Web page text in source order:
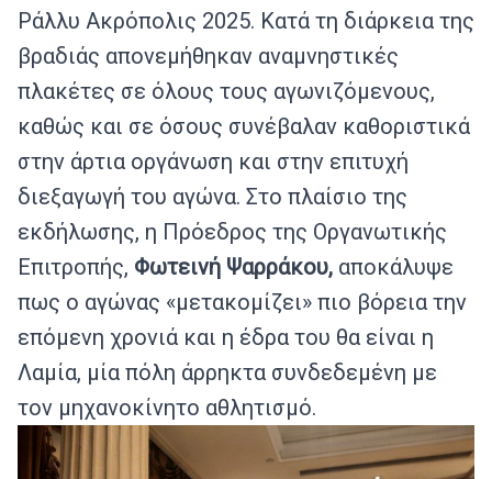
Ράλλυ Ακρόπολις 2025. Κατά τη διάρκεια της
βραδιάς απονεμήθηκαν αναμνηστικές
πλακέτες σε όλους τους αγωνιζόμενους,
καθώς και σε όσους συνέβαλαν καθοριστικά
στην άρτια οργάνωση και στην επιτυχή
διεξαγωγή του αγώνα. Στο πλαίσιο της
εκδήλωσης, η Πρόεδρος της Οργανωτικής
Επιτροπής, Φωτεινή Ψαρράκου, αποκάλυψε
πως ο αγώνας «μετακομίζει» πιο βόρεια την
επόμενη χρονιά και η έδρα του θα είναι η
Λαμία, μία πόλη άρρηκτα συνδεδεμένη με
τον μηχανοκίνητο αθλητισμό.